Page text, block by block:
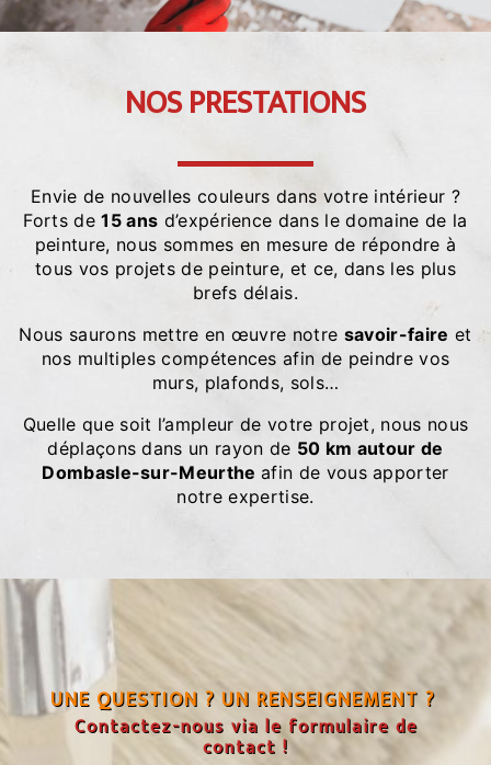
NOS PRESTATIONS
Envie de nouvelles couleurs dans votre intérieur ?
Forts de15 ans d’expérience dans le domaine de la
peinture, nous sommes en mesure de répondre à
tous vos projets de peinture, et ce, dans les plus
brefs délais.
Nous saurons mettre en œuvre notre savoir-faire et
nos multiples compétences afin de peindre vos
murs, plafonds, sols…
Quelle que soit l’ampleur de votre projet, nous nous
déplaçons dans un rayon de 50 km autour de
Dombasle-sur-Meurthe afin de vous apporter
notre expertise.
UNE QUESTION ? UN RENSEIGNEMENT ?
Contactez-nous via le formulaire de
contact !